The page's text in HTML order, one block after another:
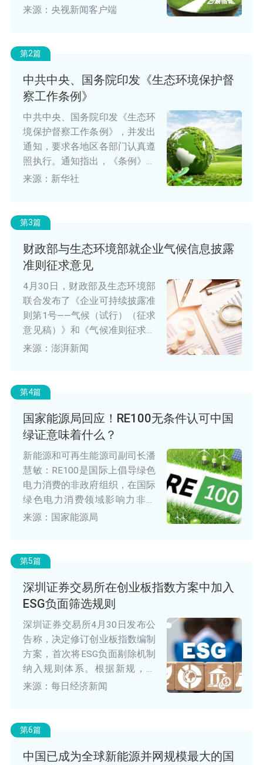
联合国成立80周年。当前，世界
热衷于单边主义、保护主义，对
击，但历史总会在曲折中前进。
只要坚定信心，加强团结合作，
就一定能冲破逆流，推动全球气
候治理和世界一切进步事业行稳
致远。
来源：央视新闻客户端
第2篇
中共中央、国务院印发《生态环境保护督
察工作条例》
中共中央、国务院印发《生态环
境保护督察工作条例》，并发出
通知，要求各地区各部门认真遵
照执行。通知指出，《条例》以
习近平新时代中国特色社会主义
境保护督察的理论和实践经验，
作体制机制，对于坚持和加强党
对生态文明建设和生态环境保护
的全面领导，深入推进生态环境
保护督察工作，全面推进美丽中
国建设，具有重要意义。
来源：新华社
第3篇
财政部与生态环境部就企业气候信息披露
准则征求意见
4月30日，财政部及生态环境部
联合发布了《企业可持续披露准
则第1号——气候（试行）（征求
意见稿）》和《气候准则征求意
见稿》起草说明。即日起公开征
来源：澎湃新闻
第4篇
国家能源局回应！RE100无条件认可中国
绿证意味着什么？
新能源和可再生能源司副司长潘
慧敏：RE100是国际上倡导绿色
电力消费的非政府组织，在国际
绿色电力消费领域影响力非常
大。最近，RE100在官网的常见
技术标准中明确绿色电力消费必
来源：国家能源局
第5篇
深圳证券交易所在创业板指数方案中加入
ESG负面筛选规则
深圳证券交易所4月30日发布公
告称，决定修订创业板指数编制
方案，首次将ESG负面剔除机制
纳入规则体系。根据新规，自
2025年6月16日起，创业板指数
调整因子，单只样本股每次定期
来源：每日经济新闻
第6篇
中国已成为全球新能源并网规模最大的国